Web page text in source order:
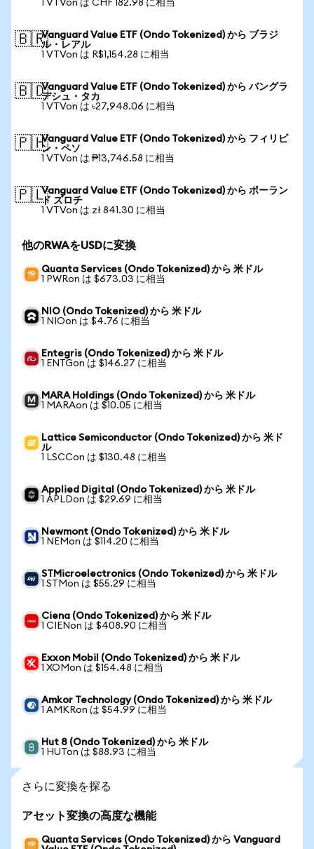
1 VTVon は CHF 182.98 に相当
🇧🇷Vanguard Value ETF (Ondo Tokenized) から ブラジ
ル・レアル
1 VTVon は R$1,154.28 に相当
🇧🇩Vanguard Value ETF (Ondo Tokenized) から バングラ
デシュ・タカ
1 VTVon は ৳27,948.06 に相当
🇵🇭Vanguard Value ETF (Ondo Tokenized) から フィリピ
ン・ペソ
1 VTVon は ₱13,746.58 に相当
🇵🇱Vanguard Value ETF (Ondo Tokenized) から ポーラン
ド ズロチ
1 VTVon は zł 841.30 に相当
他のRWAをUSDに変換
Quanta Services (Ondo Tokenized) から 米ドル
1 PWRon は $673.03 に相当
NIO (Ondo Tokenized) から 米ドル
1 NIOon は $4.76 に相当
Entegris (Ondo Tokenized) から 米ドル
1 ENTGon は $146.27 に相当
MARA Holdings (Ondo Tokenized) から 米ドル
1 MARAon は $10.05 に相当
Lattice Semiconductor (Ondo Tokenized) から 米ド
ル
1 LSCCon は $130.48 に相当
Applied Digital (Ondo Tokenized) から 米ドル
1 APLDon は $29.69 に相当
Newmont (Ondo Tokenized) から 米ドル
1 NEMon は $114.20 に相当
STMicroelectronics (Ondo Tokenized) から 米ドル
1 STMon は $55.29 に相当
Ciena (Ondo Tokenized) から 米ドル
1 CIENon は $408.90 に相当
Exxon Mobil (Ondo Tokenized) から 米ドル
1 XOMon は $154.48 に相当
Amkor Technology (Ondo Tokenized) から 米ドル
1 AMKRon は $54.99 に相当
Hut 8 (Ondo Tokenized) から 米ドル
1 HUTon は $88.93 に相当
さらに変換を探る
アセット変換の高度な機能
Quanta Services (Ondo Tokenized) から Vanguard